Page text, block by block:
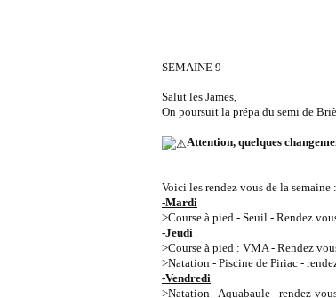
SEMAINE 9
Salut les James,
On poursuit la prépa du semi de
Attention, quelques
Voici les rendez vous de la semaine :
-Mardi
>Course à pied - Seuil - Rendez
-Jeudi
>Course à pied : VMA - Rendez
>Natation - Piscine de Piriac -
-Vendredi
>Natation - Aquabaule - rendez-